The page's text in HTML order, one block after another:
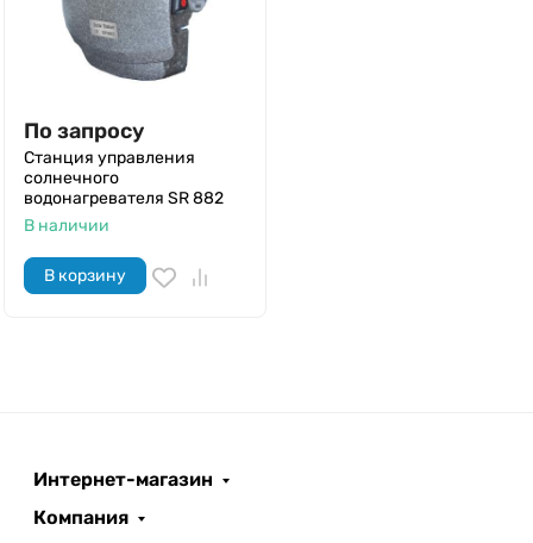
По запросу
Станция управления
солнечного
водонагревателя SR 882
В наличии
В корзину
Интернет-магазин
Компания